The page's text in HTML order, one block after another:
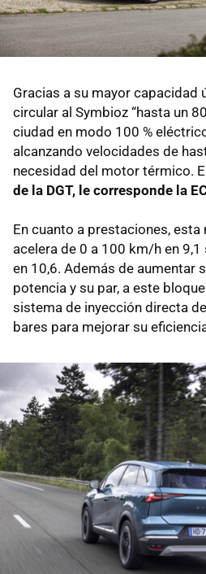
Gracias a su mayor capacidad
circular al Symbioz “hasta un
ciudad en modo 100 %
alcanzando velocidades de
necesidad del motor térmico.
de la DGT, le corresponde la
En cuanto a prestaciones,
acelera de 0 a 100 km/h en
en 10,6. Además de aumentar
potencia y su par, a este
sistema de inyección directa
bares para mejorar su